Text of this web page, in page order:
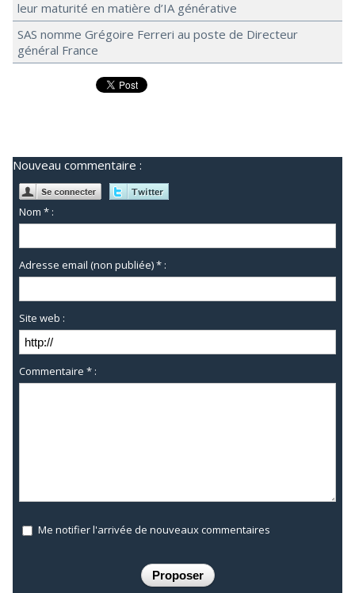
leur maturité en matière d’IA générative
SAS nomme Grégoire Ferreri au poste de Directeur
général France
Nouveau commentaire :
Nom * :
Adresse email (non publiée) * :
Site web :
Commentaire * :
Me notifier l'arrivée de nouveaux commentaires